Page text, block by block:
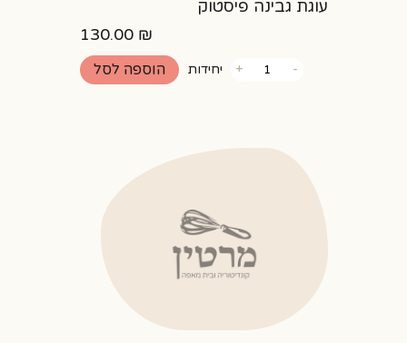
עוגת גבינה פיסטוק
130.00 ₪
-של
+ יחידות הוספה לסל